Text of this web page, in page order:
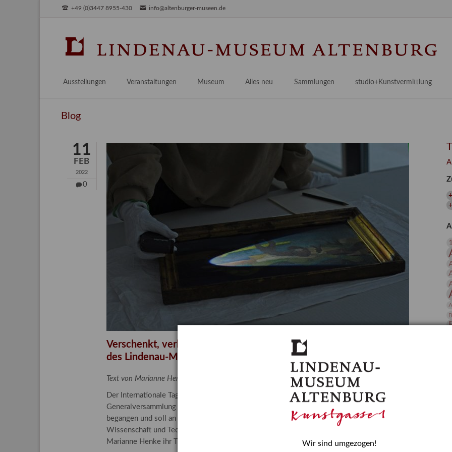
+49 (0)3447 8955-430 info@altenburger-museen.de
Ausstellungen
Aktuell
Veranstaltungen Museum
Praktikum / Praxisprojekt
Bestandskataloge & Editionen
Gesamtverzeichnis
Kalender
Alles neu
Provenienzforschung
Kulturelle Vermittlung
Länderübergreifende kulturtouristische Ziele
Sammlungen
Malerei 17.–19. Jh.
Deutsche Malerei 20./21. Jh.
Grafische Sammlung
Kunstbibliothek
Restaurierung
Forschung
studio+Kunstvermittlung
Angebote für Erwachsene
Angebote für Kitas
Blog
11
FEB
2022
0
Verschenkt, verkauft, vergessen? – Kunstdetektivinnen im Dienste
des Lindenau-Museums
Text von Marianne Henke, Provenienzforscherin am Lindenau-Museum Altenburg
Der Internationale Tag der Frauen und Mädchen in der Wissenschaft wurde 2015 in der
Generalversammlung der Vereinten Nationen beschlossen. Er wird jährlich am 11. Februar
begangen und soll an die entscheidende Rolle erinnern, die Mädchen und Frauen in
Wissenschaft und Technologie spielen. In ihrem Blogbeitrag stellt Provenienzforscherin
Marianne Henke ihr Tätigkeitsfeld vor.
Wir sind umgezogen!